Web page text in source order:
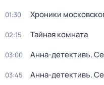
01:30 Хроники
02:15 Тайная комната
03:00 Анна-детективъ.
03:45 Анна-детективъ.